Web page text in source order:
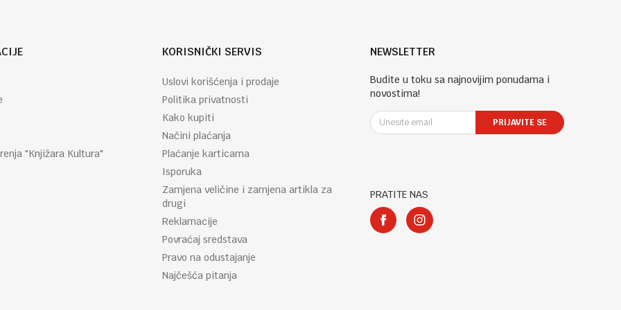
"Knjižara Kultura"
KORISNIČKI SERVIS
Uslovi korišćenja i prodaje
Politika privatnosti
Kako kupiti
Načini plaćanja
Plaćanje karticama
Isporuka
Zamjena veličine i zamjena artikla za
drugi
Reklamacije
Povraćaj sredstava
Pravo na odustajanje
Najčešća pitanja
NEWSLETTER
Budite u toku sa najnovijim ponudama i
novostima!
PRIJAVITE SE
PRATITE NAS